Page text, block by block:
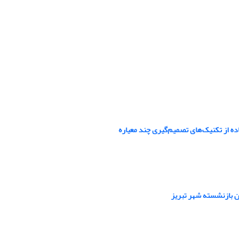
از تکنیک‌های تصمیم‌گیری چند معیاره
بازنشسته شهر تبریز